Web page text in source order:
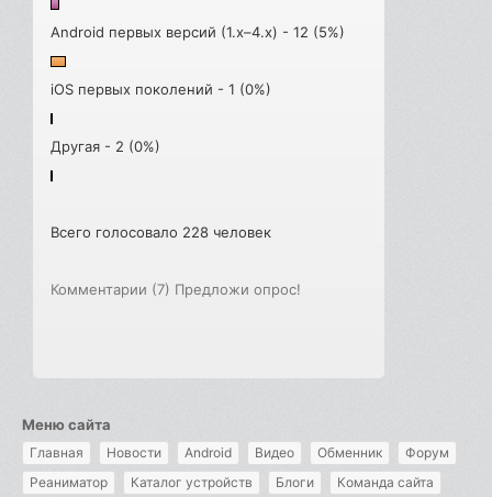
Android первых версий (1.x–4.x) - 12 (5%)
iOS первых поколений - 1 (0%)
Другая - 2 (0%)
Всего голосовало 228 человек
Комментарии (7) Предложи опрос!
Меню сайта
Главная Новости Android Видео Обменник
Форум
Реаниматор
Каталог устройств Блоги Команда сайта